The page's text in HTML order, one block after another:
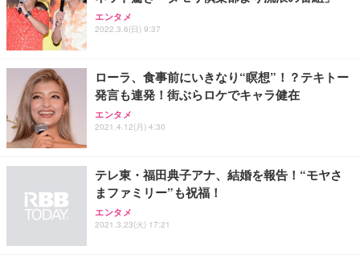
Sezlife オフィスチェア デスクチェア 疲れない テレ
ワーク チェア 強化バックレスト 30度ロッキング機
ョン PCチェア 通気性メッシュ ゲーミング/勉強/事
務用 おしゃれ パソコンチェア (ホワイト)
ANDWINT オフィスチェア デスクチェア 肘なし メ
ッシュ 通気性 ランバーサポート付き 腰サポート ガ
ス圧無段階昇降 360度回転 キャスター付き コンパク
【整備済み品】Dell E2724HS 27インチ 液晶モニタ
ー フルHD（1920×1080）VA 非光沢 HDMI/DisplayP
【MiniLED/24.5inch/280Hz/FHD】GRAPHT THE S
HOOTER Gaming Monitor 24” Essential ゲーミン
グモニター QD 24.5インチ 1ms FHD 量子ドット 残
Smart Basic(スマートベーシック) 【Amazon.co.jp
限定】 Smart Basic アイリスオーヤマ ペットシーツ
アイリスオーヤマ ペットシーツ 超厚型 お徳用 レギ
ュラー 200枚入【Amazon.co.jp限定】
エンタメ
2022.3.6(日) 9:37
ローラ、食事前にいきなり“瞑想”！？テキトー
発言も連発！街ぶらロケでキャラ健在
エンタメ
2021.4.12(月) 4:30
テレ東・福田典子アナ、結婚を報告！“モヤさ
まファミリー”も祝福！
エンタメ
2021.3.23(火) 17:21